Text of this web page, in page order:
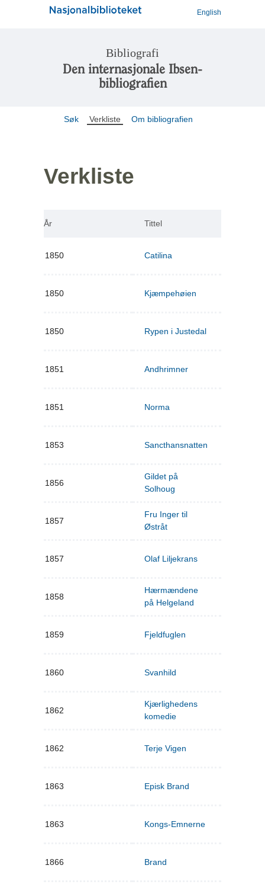
English
Bibliografi
Den internasjonale Ibsen-
bibliografien
Søk Verkliste Om bibliografien
Verkliste
År Tittel
1850 Catilina
1850 Kjæmpehøien
1850 Rypen i Justedal
1851 Andhrimner
1851 Norma
1853 Sancthansnatten
1856
Gildet på
Solhoug
1857
Fru Inger til
Østråt
1857 Olaf Liljekrans
1858
Hærmændene
på Helgeland
1859 Fjeldfuglen
1860 Svanhild
1862
Kjærlighedens
komedie
1862 Terje Vigen
1863 Episk Brand
1863 Kongs-Emnerne
1866 Brand